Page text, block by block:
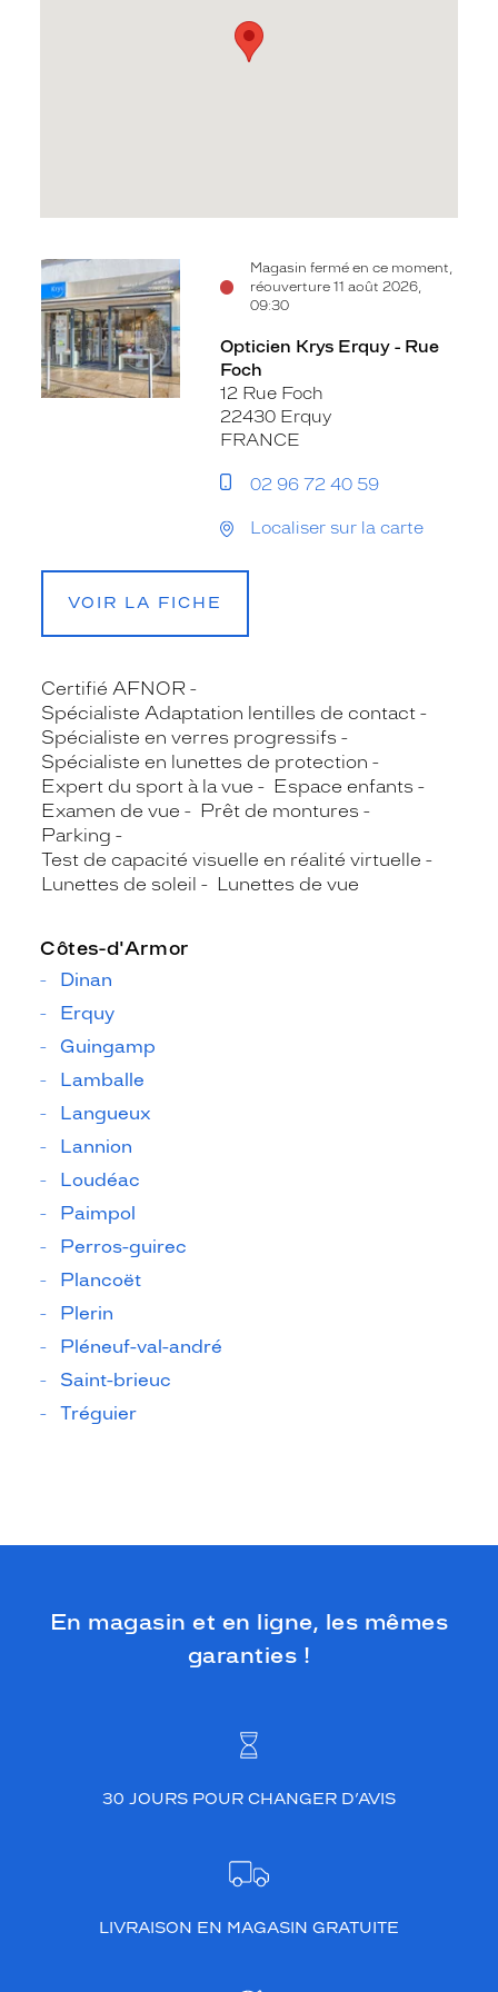
Magasin fermé en ce moment,
réouverture 11 août 2026,
09:30
Voir
la
fiche
Opticien Krys Erquy - Rue
Foch
12 Rue Foch
22430 Erquy
FRANCE
02 96 72 40 59
Localiser sur la carte
VOIR LA FICHE
Certifié AFNOR
Spécialiste Adaptation lentilles de contact
Spécialiste en verres progressifs
Spécialiste en lunettes de protection
Expert du sport à la vue
Espace enfants
Examen de vue
Prêt de montures
Parking
Test de capacité visuelle en réalité virtuelle
Lunettes de soleil
Lunettes de vue
Côtes-d'Armor
Dinan
Erquy
Guingamp
Lamballe
Langueux
Lannion
Loudéac
Paimpol
Perros-guirec
Plancoët
Plerin
Pléneuf-val-andré
Saint-brieuc
Tréguier
En magasin et en ligne, les mêmes
garanties !
30 JOURS POUR CHANGER D’AVIS
LIVRAISON EN MAGASIN GRATUITE